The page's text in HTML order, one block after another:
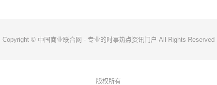
Copyright © 中国商业联合网 - 专业的时事热点资讯门户 All Rights Reserved
版权所有